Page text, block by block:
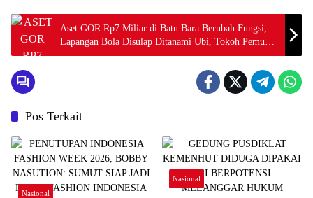
Aset GOR Rp7 Miliar di Batu Bara Berubah Fungsi,
Lapangan Bola Disulap Ditanami Ubi, Tokoh Pemuda
Desak Periksa Kabid Aset
Pos Terkait
Nasional
Nasional